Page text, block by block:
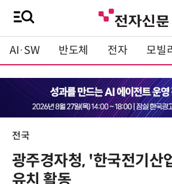
AI·SW 반도체 전자 모빌
전국
광주경자청, '한국전기산
유치 활동